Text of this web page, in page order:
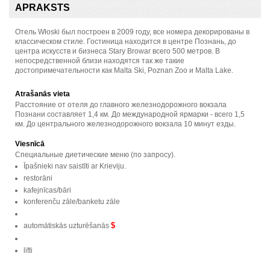
APRAKSTS
Отель Włoski был построен в 2009 году, все номера декорированы в
классическом стиле. Гостиница находится в центре Познань, до
центра искусств и бизнеса Stary Browar всего 500 метров. В
непосредственной близи находятся так же такие
достопримечательности как Malta Ski, Poznan Zoo и Malta Lake.
Atrašanās vieta
Расстояние от отеля до главного железнодорожного вокзала
Познани составляет 1,4 км. До международной ярмарки - всего 1,5
км. До центрального железнодорожного вокзала 10 минут езды.
Viesnīcā
Специальные диетические меню (по запросу).
Īpašnieki nav saistīti ar Krieviju.
restorāni
kafejnīcas/bāri
konferenču zāle/banketu zāle
automātiskās uzturēšanās $
lifti